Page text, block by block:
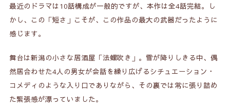
4.嘘の中に混じっていた「真実」
5.
6.
か
7.関連記事
最近のドラマは10話構成が一般的ですが、本作は全4話完結。し
かし、この「短さ」こそが、この作品の最大の武器だったように
感じます。
舞台は新潟の小さな居酒屋「法螺吹き」。雪が降りしきる中、偶
然居合わせた4人の男女が会話を繰り広げるシチュエーション・
コメディのような入り口でありながら、その裏では常に張り詰め
た緊張感が漂っていました。